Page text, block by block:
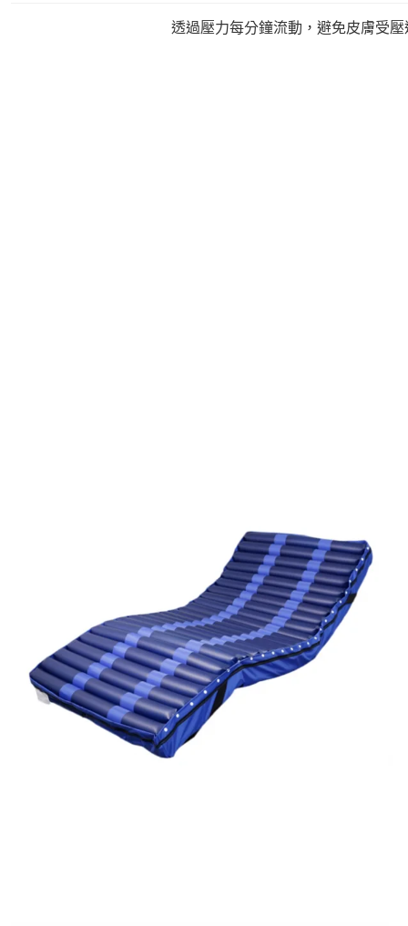
透過壓力每分鐘流動，避免皮膚受